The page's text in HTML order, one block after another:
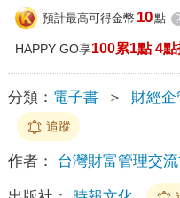
預計最高可得金幣 10點 ?
HAPPY GO享100累1點 4
分類： 電子書 ＞ 財經企
追蹤
作者： 台灣財富管理交